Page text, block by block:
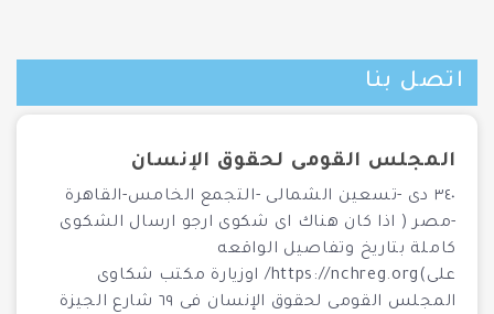
اتصل بنا
المجلس القومى لحقوق الإنسان
٣٤٠ دى -تسعين الشمالى -التجمع الخامس-القاهرة
-مصر ( اذا كان هناك اى شكوى ارجو ارسال الشكوى
كاملة بتاريخ وتفاصيل الواقعه
على)https://nchreg.org/ اوزيارة مكتب شكاوى
المجلس القومى لحقوق الإنسان فى ٦٩ شارع الجيزة